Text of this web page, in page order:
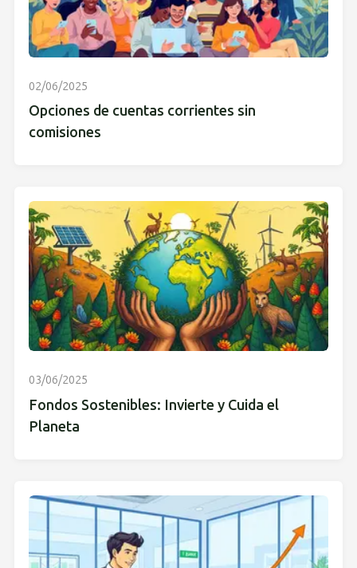
02/06/2025
Opciones de cuentas corrientes sin
comisiones
03/06/2025
Fondos Sostenibles: Invierte y Cuida el
Planeta